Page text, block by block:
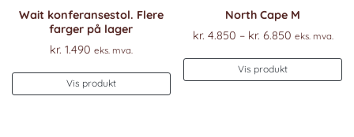
Wait konferansestol. Flere
farger på lager
kr. 1.490 eks. mva.
Vis produkt
North Cape M
kr. 4.850 – kr. 6.850
kr. 6.850
eks. mva.
Vis produkt